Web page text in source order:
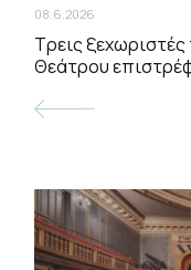
08.6.2026
Τρεις
Θεάτρου